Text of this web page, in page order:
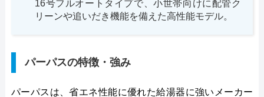
16号フルオートタイプで、小世帯向けに配管ク
リーンや追いだき機能を備えた高性能モデル。
パーパスの特徴・強み
パーパスは、省エネ性能に優れた給湯器に強いメーカー